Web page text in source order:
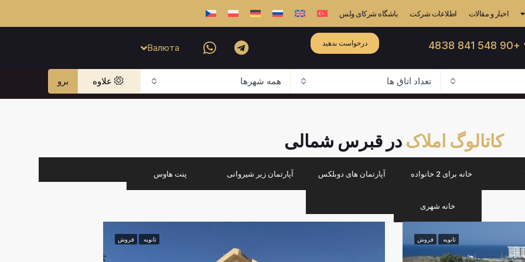
اخبار و مقالات اطلاعات شرکت باشگاه شرکای ولس
☎ +90 درخواست بدهید Валюта
تعداد اتاق ها همه شهرها علاوه برو
کاتالوگ املاک در قبرس شمالی
خانه برای 2 خانواده آپارتمان های دوبلکس آپارتمان زیر شیروانی پنت هاوس
خانه شهری
ثانویه فروش ثانویه فروش